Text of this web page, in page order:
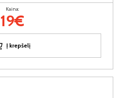
Kaina:
19€
Į krepšelį